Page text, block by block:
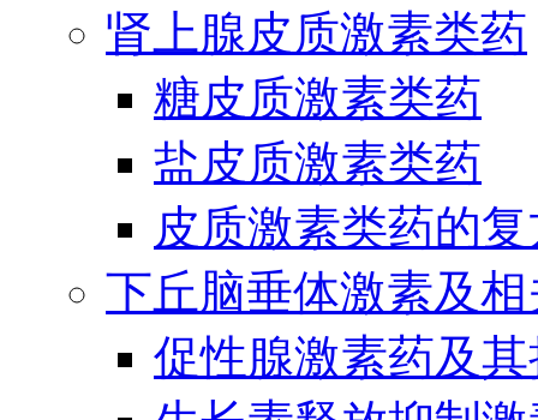
肾上腺皮质激素类药
糖皮质激素类药
盐皮质激素类药
皮质激素类药的
下丘脑垂体激素及
促性腺激素药及